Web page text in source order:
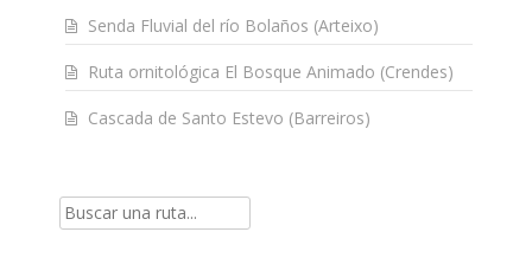
Senda Fluvial del río Bolaños (Arteixo)
Ruta ornitológica El Bosque Animado (Crendes)
Cascada de Santo Estevo (Barreiros)